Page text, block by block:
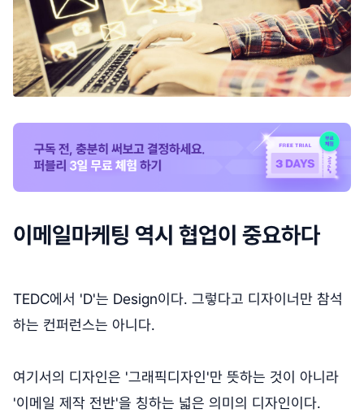
이메일마케팅 역시 협업이 중요하다
TEDC에서 'D'는 Design이다. 그렇다고 디자이너만 참석
하는 컨퍼런스는 아니다.
여기서의 디자인은 '그래픽디자인'만 뜻하는 것이 아니라
'이메일 제작 전반'을 칭하는 넓은 의미의 디자인이다.